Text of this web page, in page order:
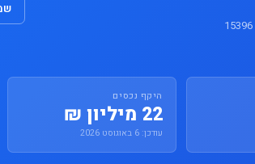
היקף נכסים
22 מיליון ₪
עודכן: 6 באוגוסט 2026